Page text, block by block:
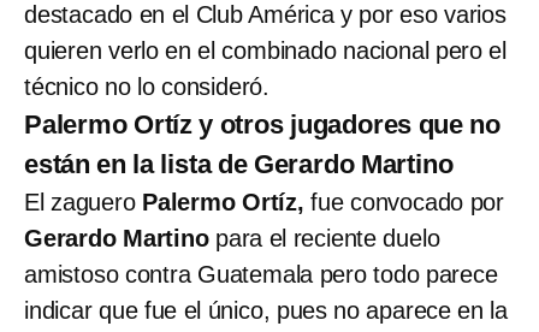
destacado en el Club América y por eso varios
quieren verlo en el combinado nacional pero el
técnico no lo consideró.
Palermo Ortíz y otros jugadores que no
están en la lista de Gerardo Martino
El zagueroPalermo Ortíz, fue convocado por
Gerardo Martinopara el reciente duelo
amistoso contra Guatemala pero todo parece
indicar que fue el único, pues no aparece en la